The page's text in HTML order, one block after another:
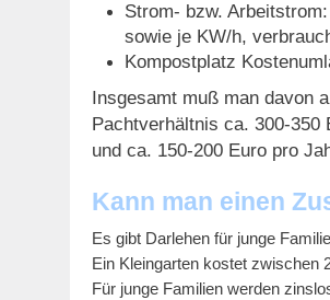
Strom- bzw.
sowie je KW/h,
Kompostplatz
Insgesamt muß man davon
Pachtverhältnis ca. 300-350
und ca. 150-200 Euro pro
Kann man einen
Es gibt Darlehen für junge
Ein Kleingarten kostet zwischen
Für junge Familien werden